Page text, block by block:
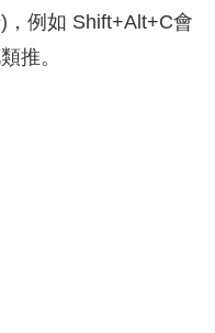
例如 Shift+Alt+C會
推。